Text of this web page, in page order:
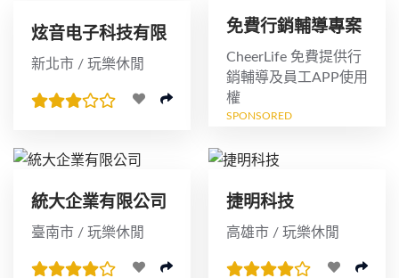
炫音电子科技有限
公司
新北市 / 玩樂休閒
免費行銷輔導專案
CheerLife 免費提供行
銷輔導及員工APP使用
權
SPONSORED
統大企業有限公司
臺南市 / 玩樂休閒
捷明科技
高雄市 / 玩樂休閒